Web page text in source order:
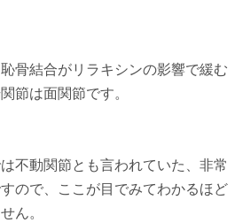
骨結合がリラキシンの影響で緩む
節は面関節です。
不動関節とも言われていた、非常
ので、ここが目でみてわかるほど
ん。